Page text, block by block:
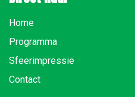
Home
Programma
Sfeerimpressie
Contact